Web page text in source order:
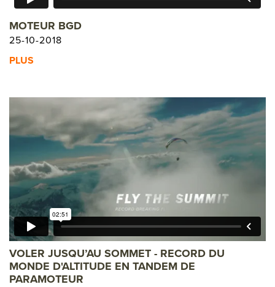
MOTEUR BGD
25-10-2018
PLUS
VOLER JUSQU’AU SOMMET - RECORD DU
MONDE D'ALTITUDE EN TANDEM DE
PARAMOTEUR